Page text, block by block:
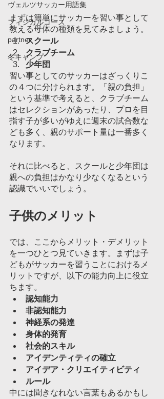
ヴェルツサッカー用語集
フィジカルコース
partner
冬キャンプ
まずは簡単にサッカーを習い事として
教える母体の種類を見てみましょう。
スクール
クラブチーム
少年団
習い事としてのサッカーはざっくりこ
の４つに分けられます。「親の負担」
という基準で考えると、クラブチーム
はセレクションがあったり、プロを目
指す子が多いがゆえに週末の試合数な
ども多く、親のサポート量は一番多く
なります。
それに比べると、スクールと少年団は
親への負担はかなり少なくなるという
認識でいいでしょう。
子供のメリット
では、ここからメリット・デメリット
を一つひとつ見ていきます。まずは子
どもがサッカーを習うことにおけるメ
リットですが、以下の能力向上に役立
ちます。
認知能力
非認知能力
神経系の発達
身体的発育
社会的スキル
アイデンティティの確立
アイデア・クリエイティビティ
ルール
中には聞きなれない言葉もあるかもし